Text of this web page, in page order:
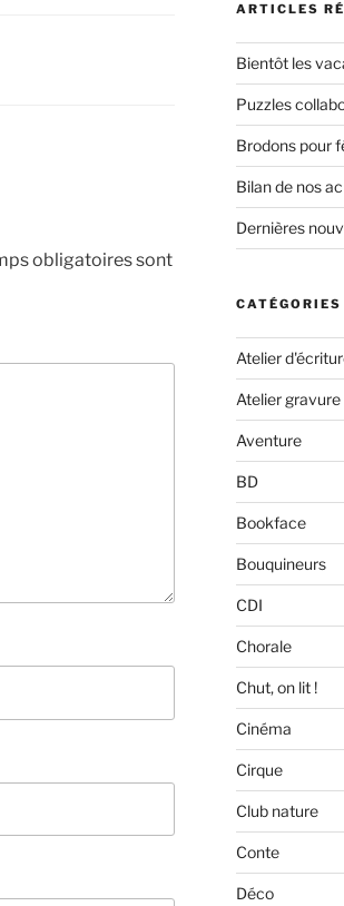
obligatoires sont
ARTICLES
Bientôt les
Puzzles
Brodons pour
Bilan de nos
Dernières
CATÉGORIES
Atelier
Atelier gravure
Aventure
BD
Bookface
Bouquineurs
CDI
Chorale
Chut, on lit !
Cinéma
Cirque
Club nature
Conte
Déco